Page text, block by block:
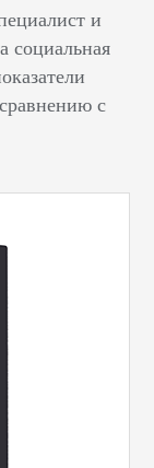
и
социальная
с